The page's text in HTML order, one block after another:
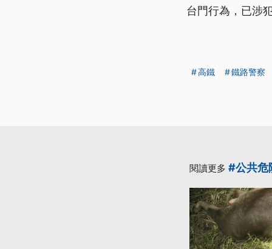
台門行為，已涉
高鐵 鐵路警察
閱讀更多 #公共危